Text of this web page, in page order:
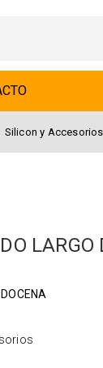
Silicon y Accesorios